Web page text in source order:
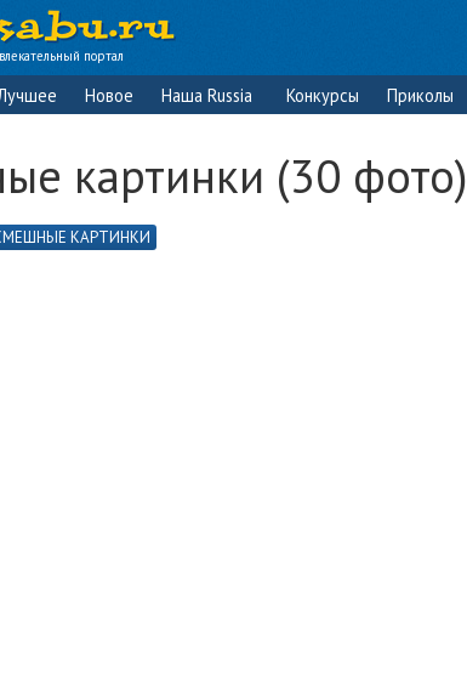
портал
Новое Наша Russia Конкурсы Приколы
картинки (30 фото)
КАРТИНКИ